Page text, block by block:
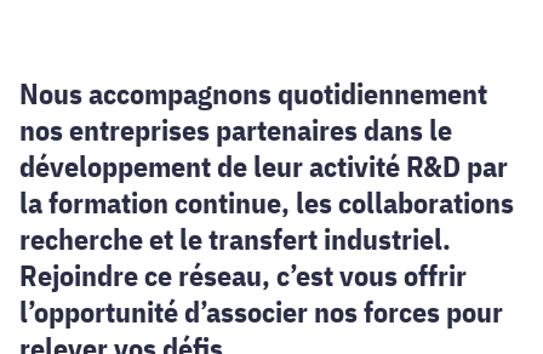
Nous accompagnons quotidiennement
nos entreprises partenaires dans le
développement de leur activité R&D par
la formation continue, les collaborations
recherche et le transfert industriel.
Rejoindre ce réseau, c’est vous offrir
l’opportunité d’associer nos forces pour